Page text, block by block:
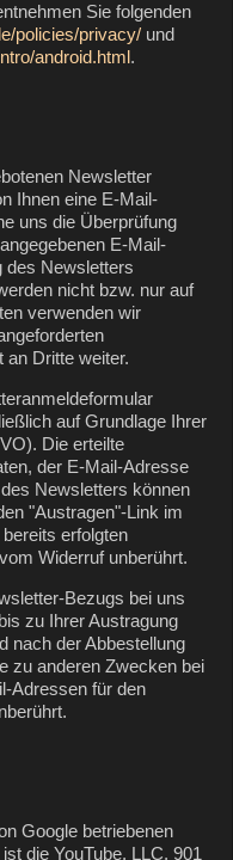
Sie folgenden
policies/privacy/ und
android.html.
Newsletter
Ihnen eine E-Mail-
uns die Überprüfung
E-Mail-
des Newsletters
nicht bzw. nur auf
verwenden wir
an Dritte weiter.
auf Grundlage Ihrer
Die erteilte
der E-Mail-Adresse
Newsletters können
"Austragen"-Link im
erfolgten
Widerruf unberührt.
Bezugs bei uns
zu Ihrer Austragung
nach der Abbestellung
zu anderen Zwecken bei
Adressen für den
Google betriebenen
die YouTube, LLC, 901